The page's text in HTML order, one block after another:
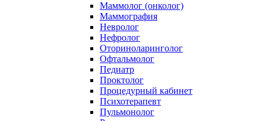
Маммолог (онколог)
Маммография
Невролог
Нефролог
Оториноларинголог
Офтальмолог
Педиатр
Проктолог
Процедурный кабинет
Психотерапевт
Пульмонолог